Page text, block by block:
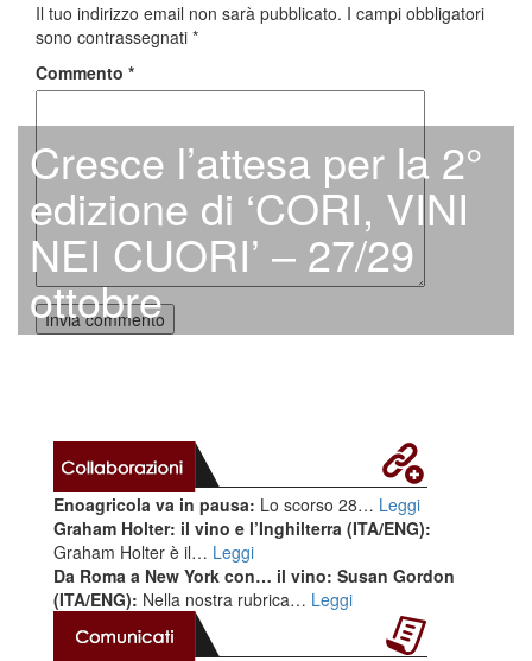
Cresce l’attesa per la 2°
edizione di ‘CORI, VINI
NEI CUORI’ – 27/29
ottobre
Il tuo indirizzo email non sarà pubblicato. I campi obbligatori
sono contrassegnati *
Commento *
Enoagricola va in pausa: Lo scorso 28… Leggi
Graham Holter: il vino e l’Inghilterra (ITA/ENG):
Graham Holter è il… Leggi
Da Roma a New York con… il vino: Susan Gordon
(ITA/ENG): Nella nostra rubrica… Leggi